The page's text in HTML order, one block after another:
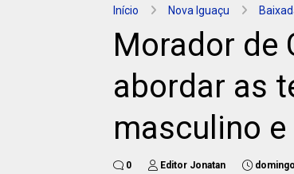
Início Nova Iguaçu
Morador de
abordar as
masculino
0 Editor Jonatan